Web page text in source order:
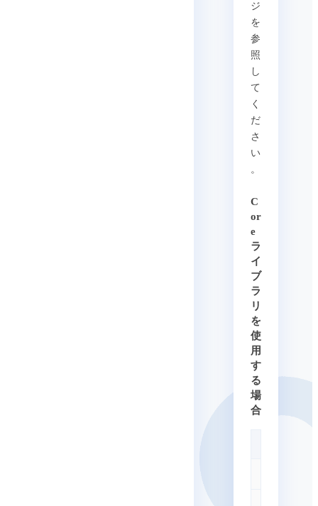
ジ
を
参
照
し
て
く
だ
さ
い
。
C
or
e
ラ
イ
ブ
ラ
リ
を
使
用
す
る
場
合